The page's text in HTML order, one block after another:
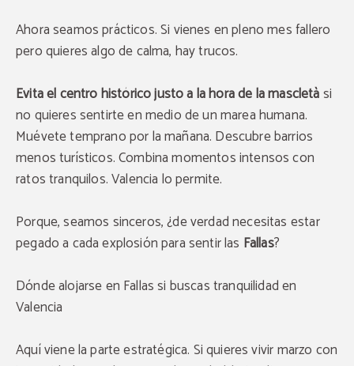
Ahora seamos prácticos. Si vienes en pleno mes fallero
pero quieres algo de calma, hay trucos.
Evita el centro histórico justo a la hora de la mascletàsi
no quieres sentirte en medio de un marea humana.
Muévete temprano por la mañana. Descubre barrios
menos turísticos. Combina momentos intensos con
ratos tranquilos. Valencia lo permite.
Porque, seamos sinceros, ¿de verdad necesitas estar
pegado a cada explosión para sentir las Fallas?
Dónde alojarse en Fallas si buscas tranquilidad en
Valencia
Aquí viene la parte estratégica. Si quieres vivir marzo con